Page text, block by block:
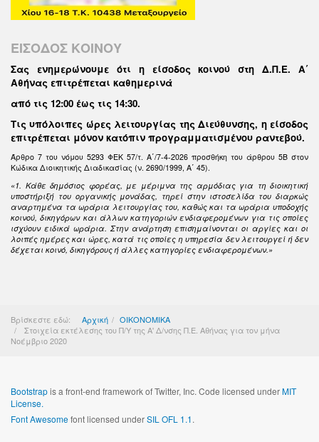
ΕΙΣΟΔΟΣ ΚΟΙΝΟΥ
Σας ενημερώνουμε ότι η είσοδος κοινού στη Δ.Π.Ε. Α΄
Αθήνας επιτρέπεται καθημερινά
από τις 12:00 έως τις 14:30.
Τις υπόλοιπες ώρες λειτουργίας της Διεύθυνσης, η είσοδος
επιτρέπεται μόνον κατόπιν προγραμματισμένου ραντεβού.
Άρθρο 7 του νόμου 5293 ΦΕΚ 57/τ. Α΄/7-4-2026 προσθήκη του άρθρου 5Β στον
Κώδικα Διοικητικής Διαδικασίας (ν. 2690/1999, Α΄ 45).
«1. Κάθε δημόσιος φορέας, με μέριμνα της αρμόδιας για τη διοικητική
υποστήριξή του οργανικής μονάδας, τηρεί στην ιστοσελίδα του διαρκώς
αναρτημένα τα ωράρια λειτουργίας του, καθώς και τα ωράρια υποδοχής
κοινού, δικηγόρων και άλλων κατηγοριών ενδιαφερομένων για τις οποίες
ισχύουν ειδικά ωράρια. Στην ανάρτηση επισημαίνονται οι αργίες και οι
λοιπές ημέρες και ώρες, κατά τις οποίες η υπηρεσία δεν λειτουργεί ή δεν
δέχεται κοινό, δικηγόρους ή άλλες κατηγορίες ενδιαφερομένων.»
Βρίσκεστε εδώ: Αρχική
ΟΙΚΟΝΟΜΙΚΑ
Στοιχεία εκτέλεσης του Π/Υ της Α' Δ/νσης Π.Ε. Αθήνας για τον μήνα
Νοέμβριο 2020
Bootstrapis a front-end framework of Twitter, Inc. Code licensed underMIT
License.
Font Awesomefont licensed underSIL OFL 1.1.